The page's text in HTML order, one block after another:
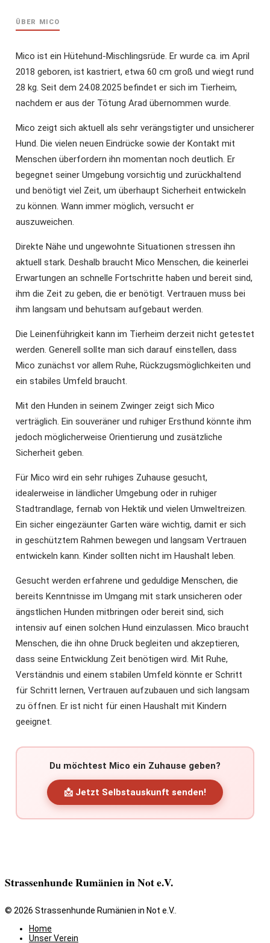
ÜBER MICO
Mico ist ein Hütehund-Mischlingsrüde. Er wurde ca. im April
2018 geboren, ist kastriert, etwa 60 cm groß und wiegt rund
28 kg. Seit dem 24.08.2025 befindet er sich im Tierheim,
nachdem er aus der Tötung Arad übernommen wurde.
Mico zeigt sich aktuell als sehr verängstigter und unsicherer
Hund. Die vielen neuen Eindrücke sowie der Kontakt mit
Menschen überfordern ihn momentan noch deutlich. Er
begegnet seiner Umgebung vorsichtig und zurückhaltend
und benötigt viel Zeit, um überhaupt Sicherheit entwickeln
zu können. Wann immer möglich, versucht er
auszuweichen.
Direkte Nähe und ungewohnte Situationen stressen ihn
aktuell stark. Deshalb braucht Mico Menschen, die keinerlei
Erwartungen an schnelle Fortschritte haben und bereit sind,
ihm die Zeit zu geben, die er benötigt. Vertrauen muss bei
ihm langsam und behutsam aufgebaut werden.
Die Leinenführigkeit kann im Tierheim derzeit nicht getestet
werden. Generell sollte man sich darauf einstellen, dass
Mico zunächst vor allem Ruhe, Rückzugsmöglichkeiten und
ein stabiles Umfeld braucht.
Mit den Hunden in seinem Zwinger zeigt sich Mico
verträglich. Ein souveräner und ruhiger Ersthund könnte ihm
jedoch möglicherweise Orientierung und zusätzliche
Sicherheit geben.
Für Mico wird ein sehr ruhiges Zuhause gesucht,
idealerweise in ländlicher Umgebung oder in ruhiger
Stadtrandlage, fernab von Hektik und vielen Umweltreizen.
Ein sicher eingezäunter Garten wäre wichtig, damit er sich
in geschütztem Rahmen bewegen und langsam Vertrauen
entwickeln kann. Kinder sollten nicht im Haushalt leben.
Gesucht werden erfahrene und geduldige Menschen, die
bereits Kenntnisse im Umgang mit stark unsicheren oder
ängstlichen Hunden mitbringen oder bereit sind, sich
intensiv auf einen solchen Hund einzulassen. Mico braucht
Menschen, die ihn ohne Druck begleiten und akzeptieren,
dass seine Entwicklung Zeit benötigen wird. Mit Ruhe,
Verständnis und einem stabilen Umfeld könnte er Schritt
für Schritt lernen, Vertrauen aufzubauen und sich langsam
zu öffnen. Er ist nicht für einen Haushalt mit Kindern
geeignet.
Du möchtest Mico ein Zuhause geben?
📩 Jetzt Selbstauskunft senden!
Strassenhunde Rumänien in Not e.V.
© 2026 Strassenhunde Rumänien in Not e.V..
Home
Unser Verein